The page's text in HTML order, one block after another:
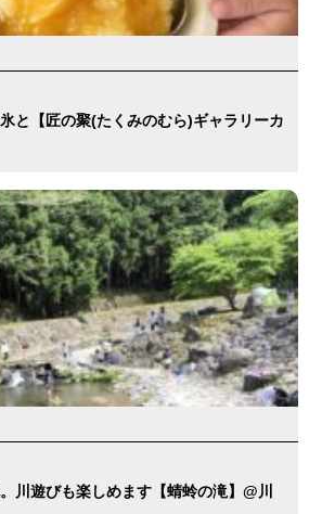
と【匠の聚(たくみのむら)ギャラリーカ
川遊びも楽しめます【蜻蛉の滝】@川